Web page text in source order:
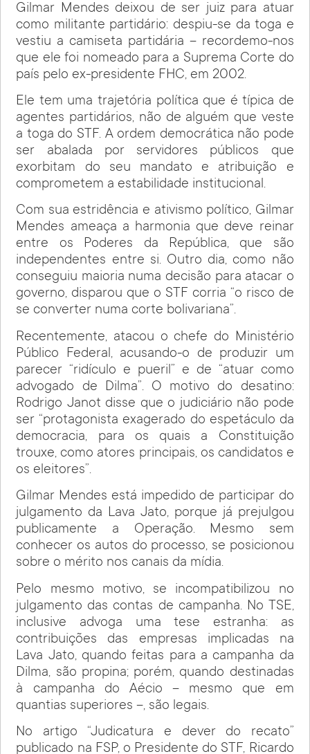
Gilmar Mendes deixou de ser juiz para atuar
como militante partidário: despiu-se da toga e
vestiu a camiseta partidária – recordemo-nos
que ele foi nomeado para a Suprema Corte do
país pelo ex-presidente FHC, em 2002.
Ele tem uma trajetória política que é típica de
agentes partidários, não de alguém que veste
a toga do STF. A ordem democrática não pode
ser abalada por servidores públicos que
exorbitam do seu mandato e atribuição e
comprometem a estabilidade institucional.
Com sua estridência e ativismo político, Gilmar
Mendes ameaça a harmonia que deve reinar
entre os Poderes da República, que são
independentes entre si. Outro dia, como não
conseguiu maioria numa decisão para atacar o
governo, disparou que o STF corria “o risco de
se converter numa corte bolivariana”.
Recentemente, atacou o chefe do Ministério
Público Federal, acusando-o de produzir um
parecer “ridículo e pueril” e de “atuar como
advogado de Dilma”. O motivo do desatino:
Rodrigo Janot disse que o judiciário não pode
ser “protagonista exagerado do espetáculo da
democracia, para os quais a Constituição
trouxe, como atores principais, os candidatos e
os eleitores”.
Gilmar Mendes está impedido de participar do
julgamento da Lava Jato, porque já prejulgou
publicamente a Operação. Mesmo sem
conhecer os autos do processo, se posicionou
sobre o mérito nos canais da mídia.
Pelo mesmo motivo, se incompatibilizou no
julgamento das contas de campanha. No TSE,
inclusive advoga uma tese estranha: as
contribuições das empresas implicadas na
Lava Jato, quando feitas para a campanha da
Dilma, são propina; porém, quando destinadas
à campanha do Aécio – mesmo que em
quantias superiores –, são legais.
No artigo “Judicatura e dever do recato”
publicado na FSP, o Presidente do STF, Ricardo